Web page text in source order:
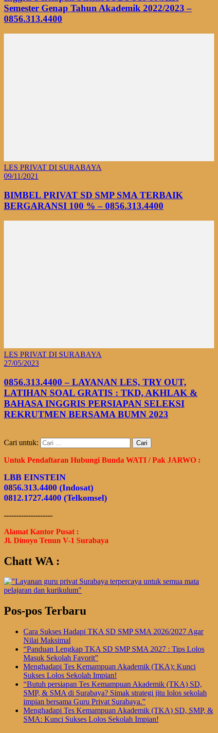
Semester Genap Tahun Akademik 2022/2023 –
0856.313.4400
LES PRIVAT DI SURABAYA
09/11/2021
BIMBEL PRIVAT SD SMP SMA TERBAIK
BERGARANSI 100 % – 0856.313.4400
LES PRIVAT DI SURABAYA
27/05/2023
0856.313.4400 – LAYANAN LES, TRY OUT,
LATIHAN SOAL GRATIS : TKD, AKHLAK &
BAHASA INGGRIS PERSIAPAN SELEKSI
REKRUTMEN BERSAMA BUMN 2023
Cari untuk:
Untuk Pendaftaran Hubungi Bunda WATI / Pak JARWO :
LBB EINSTEIN
0856.313.4400 (Indosat)
0812.1727.4400 (Telkomsel)
--------------------
Alamat Kantor Pusat :
Jl. Dinoyo Tenun V-1 Surabaya
Chatt WA :
Pos-pos Terbaru
Cara Sukses Hadapi TKA SD SMP SMA 2026/2027 Agar
Nilai Maksimal
“Panduan Lengkap TKA SD SMP SMA 2027 : Tips Lolos
Masuk Sekolah Favorit”
Menghadapi Tes Kemampuan Akademik (TKA): Kunci
Sukses Lolos Sekolah Impian!
“Butuh persiapan Tes Kemampuan Akademik (TKA) SD,
SMP, & SMA di Surabaya? Simak strategi jitu lolos sekolah
impian bersama Guru Privat Surabaya.”
Menghadapi Tes Kemampuan Akademik (TKA) SD, SMP, &
SMA: Kunci Sukses Lolos Sekolah Impian!